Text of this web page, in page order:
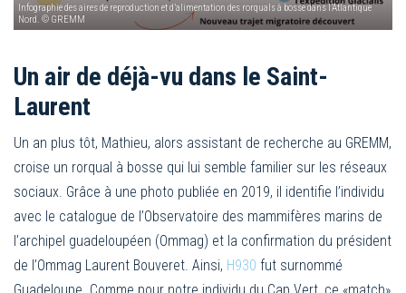
Infographie des aires de reproduction et d’alimentation des rorquals à bosse dans l’Atlantique
Nord. © GREMM
Un air de déjà-vu dans le Saint-
Laurent
Un an plus tôt, Mathieu, alors assistant de recherche au GREMM,
croise un rorqual à bosse qui lui semble familier sur les réseaux
sociaux. Grâce à une photo publiée en 2019, il identifie l’individu
avec le catalogue de l’Observatoire des mammifères marins de
l’archipel guadeloupéen (Ommag) et la confirmation du président
de l’Ommag Laurent Bouveret. Ainsi, H930 fut surnommé